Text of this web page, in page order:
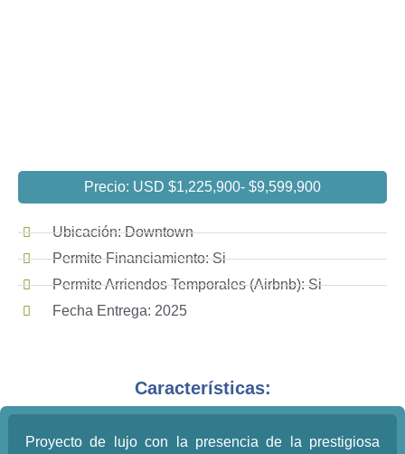
Precio: USD $1,225,900- $9,599,900
Ubicación: Downtown
Permite Financiamiento: Si
Permite Arriendos Temporales (Airbnb): Si
Fecha Entrega: 2025
Características:
Proyecto de lujo con la presencia de la prestigiosa